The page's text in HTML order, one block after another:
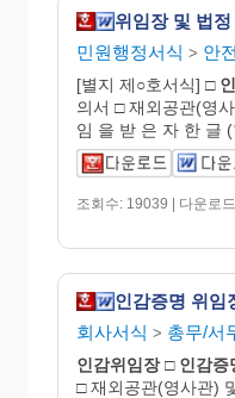
민원행정서식 > 안
[별지 제○호서식] □
의서 □ 재외공관(영
임 을 받 은 자 한 글
조회수: 19039 | 다운로
인감증명 위임
회사서식 > 총무/서
인감위임장□ 인감증
□ 재외공관(영사관)